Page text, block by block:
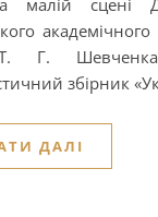
малій сцені
Г. Шевченка
збірник
ДАЛІ